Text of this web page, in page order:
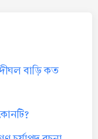
বাড়ি কত